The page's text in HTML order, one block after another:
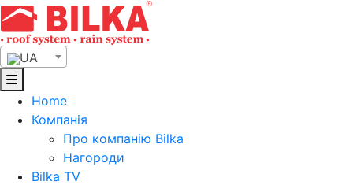
Skip
to
content
UA
Home
Компанія
Про компанію Bilka
Нагороди
Bilka TV